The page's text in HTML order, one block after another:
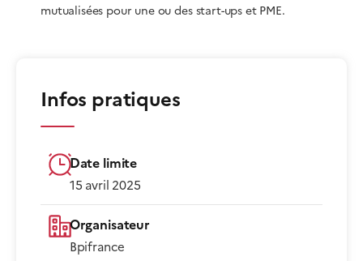
mutualisées pour une ou des start-ups et PME.
Infos pratiques
Date limite
15 avril 2025
Organisateur
Bpifrance